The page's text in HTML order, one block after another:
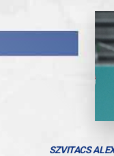
SZVITACS